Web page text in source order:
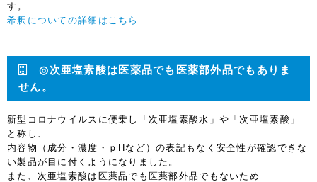
す。
希釈についての詳細はこちら
◎次亜塩素酸は医薬品でも医薬部外品でもありま
せん。
新型コロナウイルスに便乗し「次亜塩素酸水」や「次亜塩素酸」
と称し、
内容物（成分・濃度・ｐHなど）の表記もなく安全性が確認できな
い製品が目に付くようになりました。
また、次亜塩素酸は医薬品でも医薬部外品でもないため